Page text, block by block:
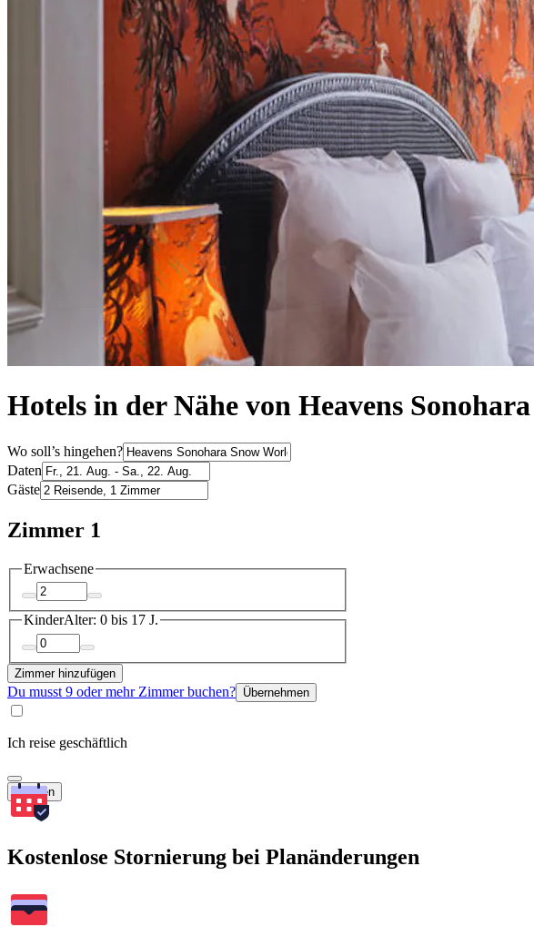
Hotels in der Nähe von Heavens
Wo soll’s hingehen?
Daten
Gäste
Zimmer 1
Erwachsene
KinderAlter: 0 bis 17 J.
Zimmer hinzufügen
Du musst 9 oder mehr Zimmer buchen? Übernehmen
Ich reise geschäftlich
Suchen
Kostenlose Stornierung bei Planänderungen